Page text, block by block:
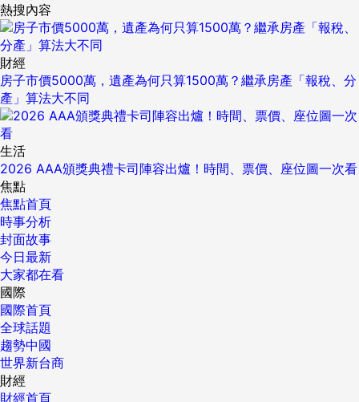
熱搜內容
財經
房子市價5000萬，遺產為何只算1500萬？繼承房產「報稅、分
產」算法大不同
生活
2026 AAA頒獎典禮卡司陣容出爐！時間、票價、座位圖一次看
焦點
焦點首頁
時事分析
封面故事
今日最新
大家都在看
國際
國際首頁
全球話題
趨勢中國
世界新台商
財經
財經首頁